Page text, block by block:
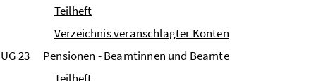
Teilheft
Verzeichnis veranschlagter Konten
UG 23
Pensionen - Beamtinnen und Beamte
Teilheft